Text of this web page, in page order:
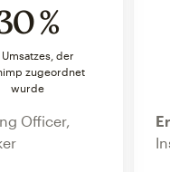
%
der
zugeordnet
wurde
Officer,